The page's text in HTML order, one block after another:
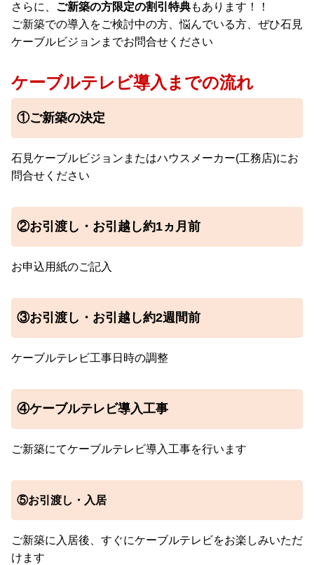
さらに、 ご新築の方限定の割引特典もあります！！
ご新築での導入をご検討中の方、悩んでいる方、ぜひ石見
ケーブルビジョンまでお問合せください
ケーブルテレビ導入までの流れ
①ご新築の決定
石見ケーブルビジョンまたはハウスメーカー(工務店)にお
問合せください
②お引渡し・お引越し約1ヵ月前
お申込用紙のご記入
③お引渡し・お引越し約2週間前
ケーブルテレビ工事日時の調整
④ケーブルテレビ導入工事
ご新築にてケーブルテレビ導入工事を行います
⑤お引渡し・入居
ご新築に入居後、すぐにケーブルテレビをお楽しみいただ
けます